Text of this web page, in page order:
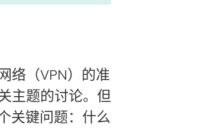
络（VPN）的准
主题的讨论。但
关键问题：什么